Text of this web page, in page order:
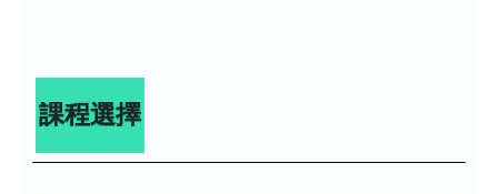
課程選擇